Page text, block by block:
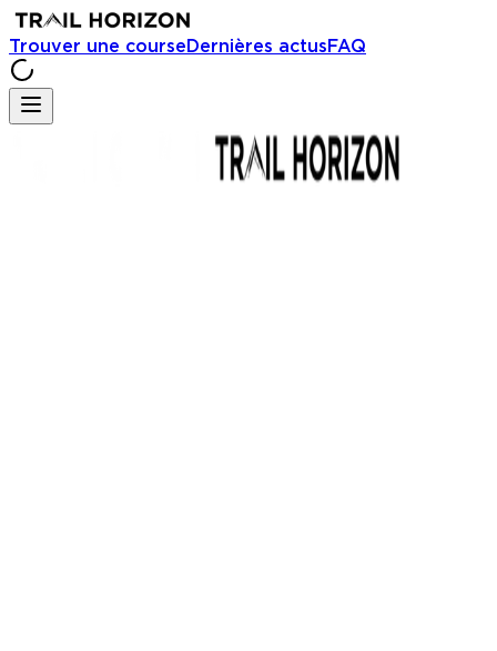
Trouver une courseDernières actusFAQ